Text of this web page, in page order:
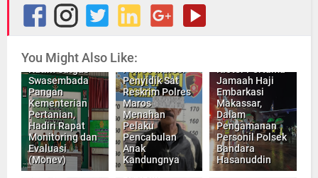
You Might Also Like:
Wawan Erawan,
Swasembada
Pangan
Kementerian
Pertanian,
Hadiri Rapat
Monitoring dan
Evaluasi
(Monev)
Kasi Humas
Penyidik Sat
Reskrim Polres
Maros
Menahan
Pelaku
Pencabulan
Anak
Kandungnya
Jamaah Haji
Embarkasi
Makassar,
Dalam
Pengamanan
Personil Polsek
Bandara
Hasanuddin